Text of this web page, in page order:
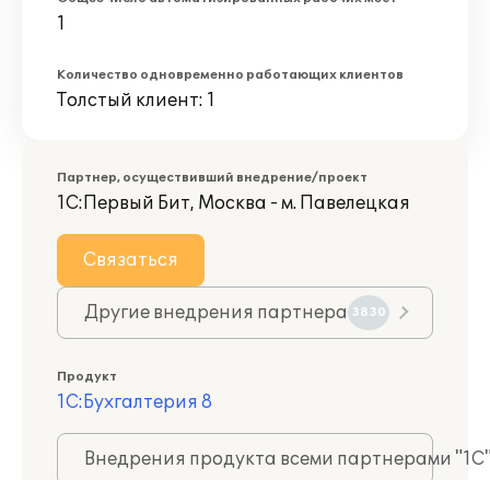
1
Количество одновременно работающих клиентов
Толстый клиент: 1
Партнер, осуществивший внедрение/проект
1С:Первый Бит, Москва - м. Павелецкая
Связаться
Другие внедрения партнера 3830
Продукт
1С:Бухгалтерия 8
Внедрения продукта всеми партнерами